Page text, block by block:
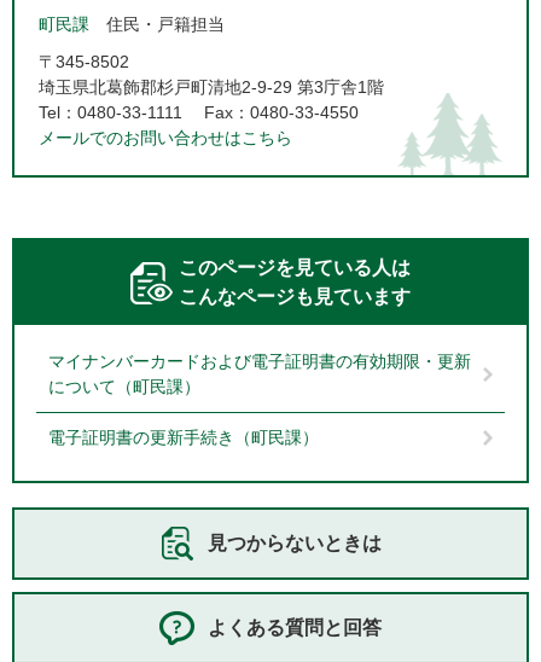
町民課
住民・戸籍担当
〒345-8502
埼玉県北葛飾郡杉戸町清地2-9-29 第3庁舎1階
Tel：0480-33-1111
Fax：0480-33-4550
メールでのお問い合わせはこちら
このページを見ている人は
こんなページも見ています
マイナンバーカードおよび電子証明書の有効期限・更新
について（町民課）
電子証明書の更新手続き（町民課）
見つからないときは
よくある質問と回答